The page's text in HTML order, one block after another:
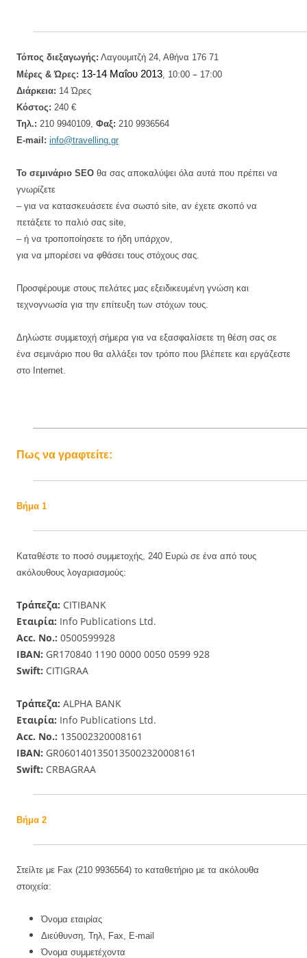
Τόπος διεξαγωγής: Λαγουμιτζή 24, Αθήνα 176 71
Μέρες & Ώρες: 13-14 Μαΐου 2013, 10:00 – 17:00
Διάρκεια: 14 Ώρες
Κόστος: 240 €
Τηλ.: 210 9940109, Φαξ: 210 9936564
E-mail: info@travelling.gr
Το σεμινάριο SEO θα σας αποκαλύψει όλα αυτά που πρέπει να
γνωρίζετε
– για να κατασκευάσετε ένα σωστό site, αν έχετε σκοπό να
πετάξετε το παλιό σας site,
– ή να τροποποίησετε το ήδη υπάρχον,
για να μπορέσει να φθάσει τους στόχους σας.
Προσφέρουμε στους πελάτες μας εξειδικευμένη γνώση και
τεχνογνωσία για την επίτευξη των στόχων τους.
Δηλώστε συμμετοχή σήμερα για να εξασφαλίσετε τη θέση σας σε
ένα σεμινάριο που θα αλλάξει τον τρόπο που βλέπετε και εργάζεστε
στο Internet.
Πως να γραφτείτε:
Βήμα 1
Καταθέστε το ποσό συμμετοχής, 240 Ευρώ σε ένα από τους
ακόλουθους λογαριασμούς:
Τράπεζα: CITIBANK
Εταιρία: Info Publications Ltd.
Acc. No.: 0500599928
IBAN: GR170840 1190 0000 0050 0599 928
Swift: CITIGRAA
Τράπεζα: ALPHA BANK
Εταιρία: Info Publications Ltd.
Acc. No.: 135002320008161
IBAN: GR0601401350135002320008161
Swift: CRBAGRAA
Βήμα 2
Στείλτε με Fax (210 9936564) το καταθετήριο με τα ακόλουθα
στοιχεία:
Όνομα εταιρίας
Διεύθυνση, Τηλ, Fax, E-mail
Όνομα συμμετέχοντα